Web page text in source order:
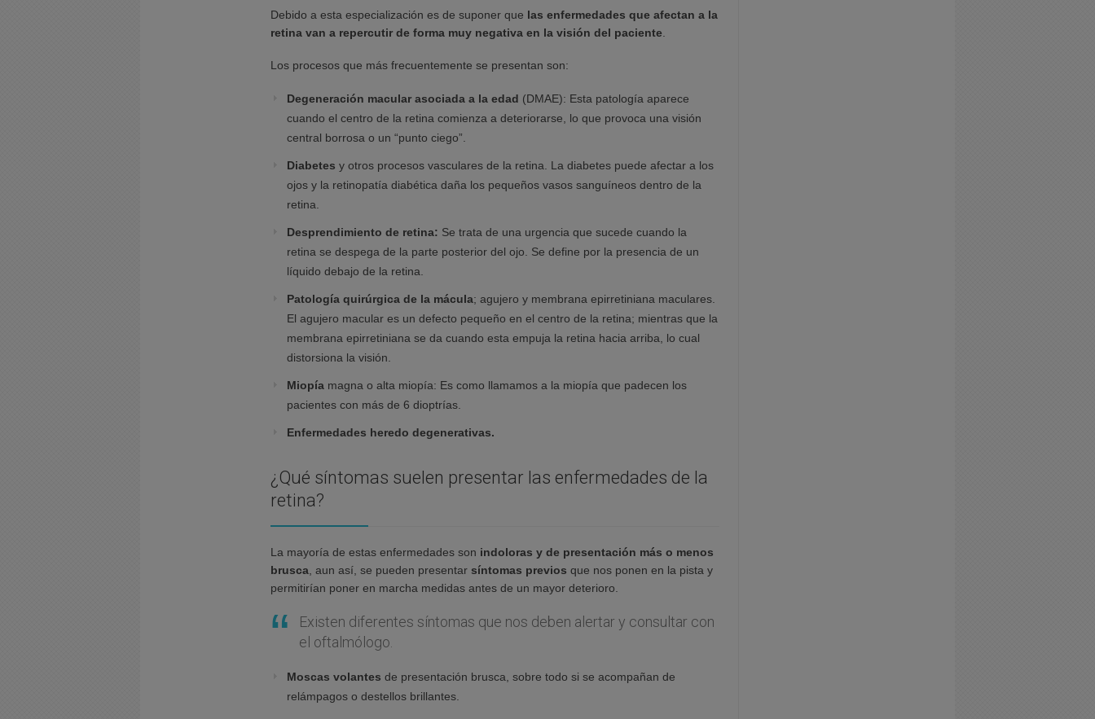
Debido a esta especialización es de suponer que las enfermedades que afectan a la
retina van a repercutir de forma muy negativa en la visión del paciente
Los procesos que más frecuentemente se presentan son:
Degeneración macular asociada a la edad (DMAE): Esta patología aparece
cuando el centro de la retina comienza a deteriorarse, lo que provoca una visión
central borrosa o un “punto ciego”.
Diabetes y otros procesos vasculares de la retina. La diabetes puede afectar a los
ojos y la retinopatía diabética daña los pequeños vasos sanguíneos dentro de la
retina.
Desprendimiento de retina: Se trata de una urgencia que sucede cuando la
retina se despega de la parte posterior del ojo. Se define por la presencia de un
líquido debajo de la retina.
Patología quirúrgica de la mácula; agujero y membrana epirretiniana maculares.
El agujero macular es un defecto pequeño en el centro de la retina; mientras que la
membrana epirretiniana se da cuando esta empuja la retina hacia arriba, lo cual
distorsiona la visión.
Miopía magna o alta miopía: Es como llamamos a la miopía que padecen los
pacientes con más de 6 dioptrías.
Enfermedades heredo degenerativas.
¿Qué síntomas suelen presentar las enfermedades de la
retina?
La mayoría de estas enfermedades son indoloras y de presentación más o menos
brusca , aun así, se pueden presentar síntomas previos que nos ponen en la pista y
permitirían poner en marcha medidas antes de un mayor deterioro.
Existen diferentes síntomas que nos deben alertar y consultar con
el oftalmólogo.
Moscas volantes de presentación brusca, sobre todo si se acompañan de
relámpagos o destellos brillantes.